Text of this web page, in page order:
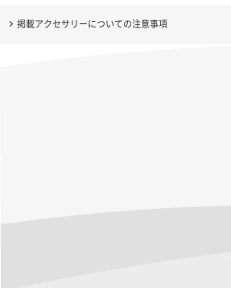
掲載アクセサリーについての注意事項